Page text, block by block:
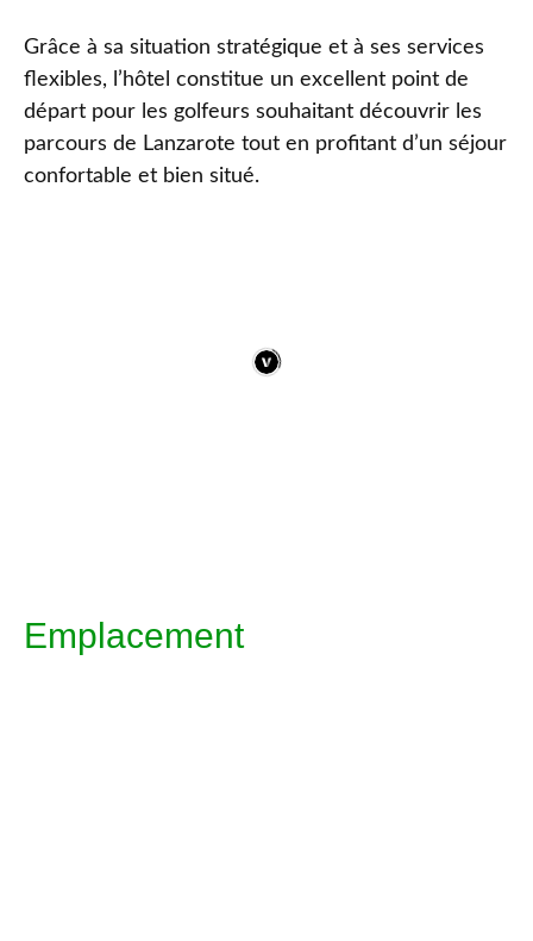
Grâce à sa situation stratégique et à ses services
flexibles, l’hôtel constitue un excellent point de
départ pour les golfeurs souhaitant découvrir les
parcours de Lanzarote tout en profitant d’un séjour
confortable et bien situé.
Emplacement